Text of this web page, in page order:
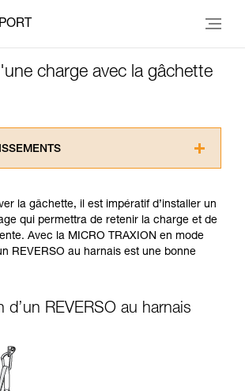
charge avec la gâchette
Vous devez avoir compris les
de la notice technique pour
comprendre ce complément
professionnel votre capacité à refaire
des exemples de techniques
activité. Il peut en exister d’autres
ne décrivons pas ici.
la gâchette, il est impératif d’installer un
qui permettra de retenir la charge et de
Avec la MICRO TRAXION en mode
REVERSO au harnais est une bonne
d’un REVERSO au harnais